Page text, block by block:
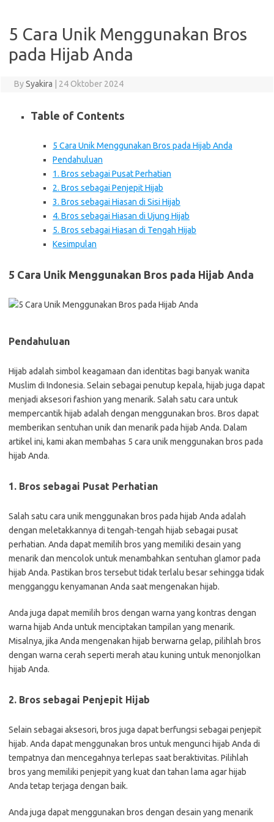
5 Cara Unik Menggunakan Bros
pada Hijab Anda
BySyakira 24 Oktober 2024
Table of Contents
5 Cara Unik Menggunakan Bros pada Hijab Anda
Pendahuluan
1. Bros sebagai Pusat Perhatian
2. Bros sebagai Penjepit Hijab
3. Bros sebagai Hiasan di Sisi Hijab
4. Bros sebagai Hiasan di Ujung Hijab
5. Bros sebagai Hiasan di Tengah Hijab
Kesimpulan
5 Cara Unik Menggunakan Bros pada Hijab Anda
Pendahuluan
Hijab adalah simbol keagamaan dan identitas bagi banyak wanita
Muslim di Indonesia. Selain sebagai penutup kepala, hijab juga dapat
menjadi aksesori fashion yang menarik. Salah satu cara untuk
mempercantik hijab adalah dengan menggunakan bros. Bros dapat
memberikan sentuhan unik dan menarik pada hijab Anda. Dalam
artikel ini, kami akan membahas 5 cara unik menggunakan bros pada
hijab Anda.
1. Bros sebagai Pusat Perhatian
Salah satu cara unik menggunakan bros pada hijab Anda adalah
dengan meletakkannya di tengah-tengah hijab sebagai pusat
perhatian. Anda dapat memilih bros yang memiliki desain yang
menarik dan mencolok untuk menambahkan sentuhan glamor pada
hijab Anda. Pastikan bros tersebut tidak terlalu besar sehingga tidak
mengganggu kenyamanan Anda saat mengenakan hijab.
Anda juga dapat memilih bros dengan warna yang kontras dengan
warna hijab Anda untuk menciptakan tampilan yang menarik.
Misalnya, jika Anda mengenakan hijab berwarna gelap, pilihlah bros
dengan warna cerah seperti merah atau kuning untuk menonjolkan
hijab Anda.
2. Bros sebagai Penjepit Hijab
Selain sebagai aksesori, bros juga dapat berfungsi sebagai penjepit
hijab. Anda dapat menggunakan bros untuk mengunci hijab Anda di
tempatnya dan mencegahnya terlepas saat beraktivitas. Pilihlah
bros yang memiliki penjepit yang kuat dan tahan lama agar hijab
Anda tetap terjaga dengan baik.
Anda juga dapat menggunakan bros dengan desain yang menarik